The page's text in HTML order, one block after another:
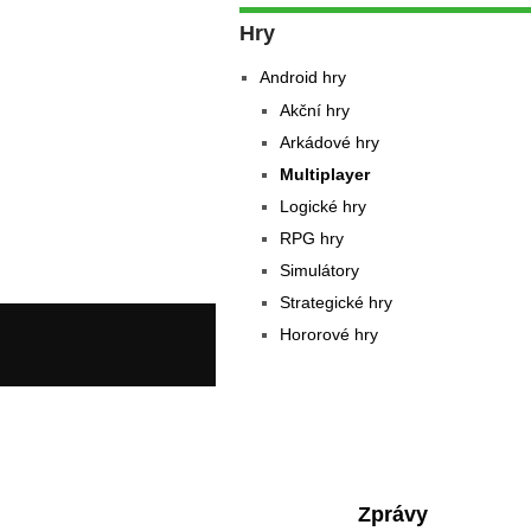
Hry
Android hry
Akční hry
Arkádové hry
Multiplayer
Logické hry
RPG hry
Simulátory
Strategické hry
Hororové hry
Zprávy